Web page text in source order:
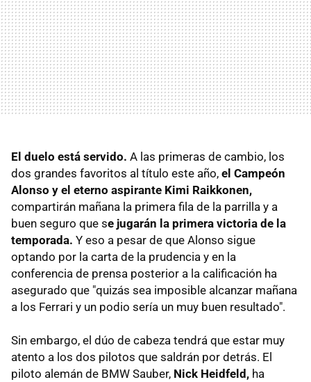
El duelo está servido. A las primeras de cambio, los
dos grandes favoritos al título este año, el Campeón
Alonso y el eterno aspirante Kimi Raikkonen,
compartirán mañana la primera fila de la parrilla y a
buen seguro que se jugarán la primera victoria de la
temporada. Y eso a pesar de que Alonso sigue
optando por la carta de la prudencia y en la
conferencia de prensa posterior a la calificación ha
asegurado que "quizás sea imposible alcanzar mañana
a los Ferrari y un podio sería un muy buen resultado".
Sin embargo, el dúo de cabeza tendrá que estar muy
atento a los dos pilotos que saldrán por detrás. El
piloto alemán de BMW Sauber, Nick Heidfeld, ha